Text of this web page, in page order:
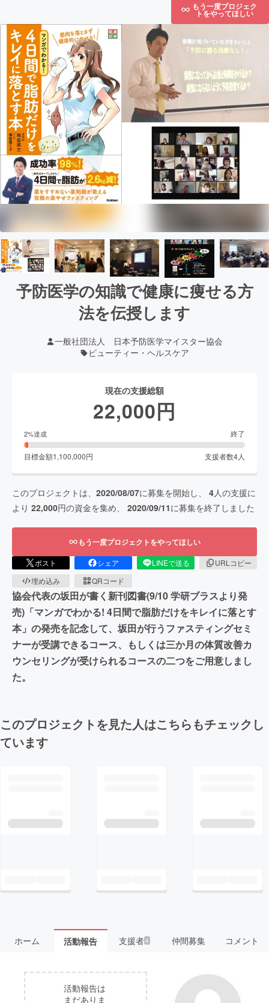
もう一度プロジェク
トをやってほしい
予防医学の知識で健康に痩せる方
法を伝授します
一般社団法人 日本予防医学マイスター協会
ビューティー・ヘルスケア
現在の支援総額
22,000円
2%達成 終了
目標金額1,100,000円 支援者数4人
このプロジェクトは、 2020/08/07に募集を開始し、 4人の支援に
より 22,000円の資金を集め、 2020/09/11に募集を終了しました
もう一度プロジェクトをやってほしい
ポスト シェア LINEで送る
URLコピー
埋め込み
QRコード
協会代表の坂田が書く新刊図書(9/10 学研ブラスより発
売)「マンガでわかる! 4日間で脂肪だけをキレイに落とす
本」の発売を記念して、坂田が行うファスティングセミ
ナーが受講できるコース、もしくは三か月の体質改善カ
ウンセリングが受けられるコースの二つをご用意しまし
た。
このプロジェクトを見た人はこちらもチェックし
ています
ホーム 活動報告 支援者4 仲間募集 コメント
活動報告は
まだありま